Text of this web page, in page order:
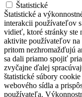
Štatistické
Štatistické a
interakcii používateľov
vidieť, ktoré stránky ste
aktivite používateľov na
pritom nezhromažďujú
sa dali priamo spojiť
zvyčajne ďalej
štatistické súbory
webového sídla a
používateľa.